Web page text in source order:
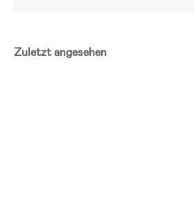
Zuletzt angesehen